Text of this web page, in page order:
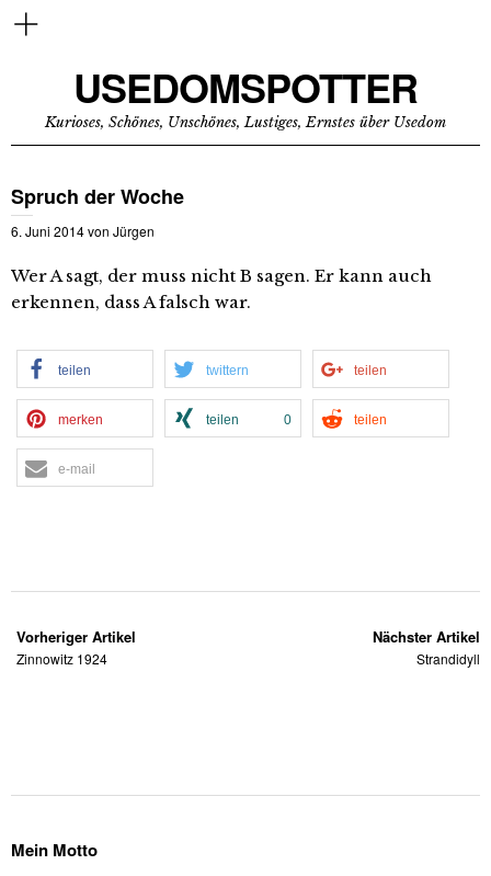
USEDOMSPOTTER
Kurioses, Schönes, Unschönes, Lustiges, Ernstes über Usedom
Spruch der Woche
6. Juni 2014von Jürgen
Wer A sagt, der muss nicht B sagen. Er kann auch
erkennen, dass A falsch war.
teilen twittern teilen
merken teilen 0 teilen
e-mail
Vorheriger Artikel
Zinnowitz 1924
Nächster Artikel
Strandidyll
Mein Motto